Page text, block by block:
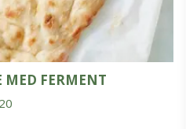
MED FERMENT